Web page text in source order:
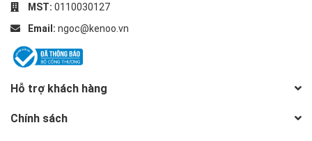
MST: 0110030127
Email: ngoc@kenoo.vn
Hỗ trợ khách hàng
Chính sách